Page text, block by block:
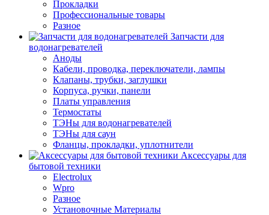
Прокладки
Профессиональные товары
Разное
Запчасти для
водонагревателей
Аноды
Кабели, проводка, переключатели, лампы
Клапаны, трубки, заглушки
Корпуса, ручки, панели
Платы управления
Термостаты
ТЭНы для водонагревателей
ТЭНы для саун
Фланцы, прокладки, уплотнители
Аксессуары для
бытовой техники
Electrolux
Wpro
Разное
Установочные Материалы